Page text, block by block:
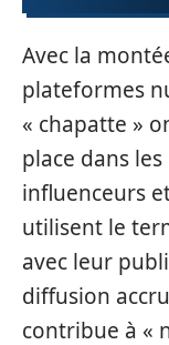
Avec la
plateformes
« chapatte »
place dans
influenceurs
utilisent le
avec leur
diffusion
contribue à «